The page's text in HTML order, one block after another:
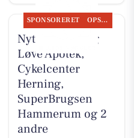
SPONSORERET OPSLAGSTAVLEN
Nyt fra Herning
Løve Apotek,
Cykelcenter
Herning,
SuperBrugsen
Hammerum og 2
andre